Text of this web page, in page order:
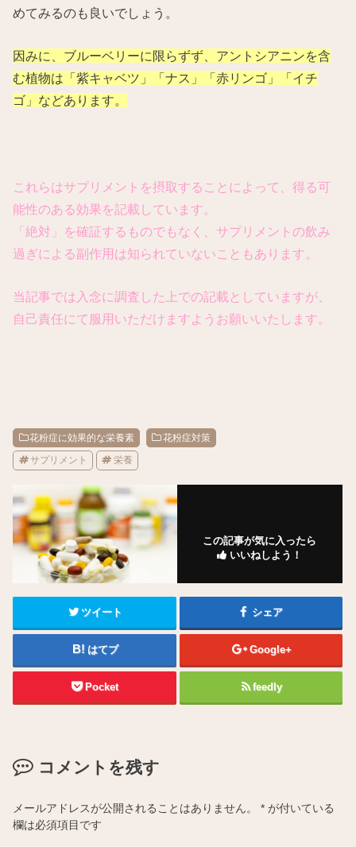
めてみるのも良いでしょう。
因みに、ブルーベリーに限らずず、アントシアニンを含
む植物は「紫キャベツ」「ナス」「赤リンゴ」「イチ
ゴ」などあります。
これらはサプリメントを摂取することによって、得る可
能性のある効果を記載しています。
「絶対」を確証するものでもなく、サプリメントの飲み
過ぎによる副作用は知られていないこともあります。
当記事では入念に調査した上での記載としていますが、
自己責任にて服用いただけますようお願いいたします。
花粉症に効果的な栄養素 花粉症対策
サプリメント 栄養
この記事が気に入ったら
いいねしよう！
ツイート シェア
はてブ Google+
Pocket feedly
コメントを残す
メールアドレスが公開されることはありません。 * が付いている
欄は必須項目です